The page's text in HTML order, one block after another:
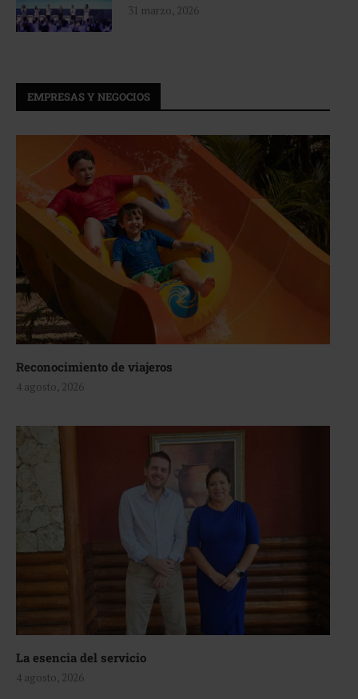
31 marzo, 2026
EMPRESAS Y NEGOCIOS
Reconocimiento de viajeros
4 agosto, 2026
La esencia del servicio
4 agosto, 2026